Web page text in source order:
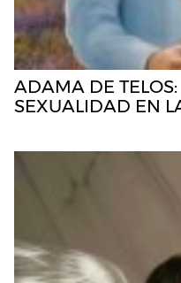
ADAMA DE
SEXUALIDAD EN